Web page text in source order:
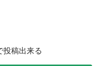
投稿出来る